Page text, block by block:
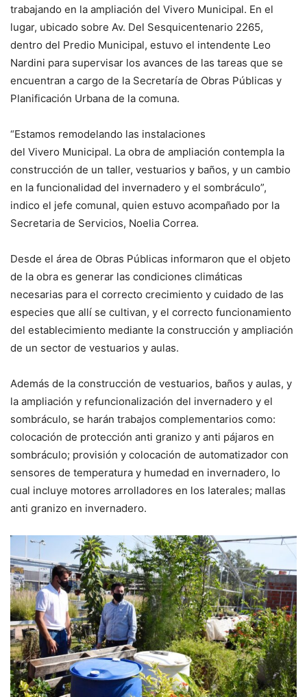
trabajando en la ampliación del Vivero Municipal. En el
lugar, ubicado sobre Av. Del Sesquicentenario 2265,
dentro del Predio Municipal, estuvo el intendente Leo
Nardini para supervisar los avances de las tareas que se
encuentran a cargo de la Secretaría de Obras Públicas y
Planificación Urbana de la comuna.
“Estamos remodelando las instalaciones
del Vivero Municipal. La obra de ampliación contempla la
construcción de un taller, vestuarios y baños, y un cambio
en la funcionalidad del invernadero y el sombráculo”,
indico el jefe comunal, quien estuvo acompañado por la
Secretaria de Servicios, Noelia Correa.
Desde el área de Obras Públicas informaron que el objeto
de la obra es generar las condiciones climáticas
necesarias para el correcto crecimiento y cuidado de las
especies que allí se cultivan, y el correcto funcionamiento
del establecimiento mediante la construcción y ampliación
de un sector de vestuarios y aulas.
Además de la construcción de vestuarios, baños y aulas, y
la ampliación y refuncionalización del invernadero y el
sombráculo, se harán trabajos complementarios como:
colocación de protección anti granizo y anti pájaros en
sombráculo; provisión y colocación de automatizador con
sensores de temperatura y humedad en invernadero, lo
cual incluye motores arrolladores en los laterales; mallas
anti granizo en invernadero.